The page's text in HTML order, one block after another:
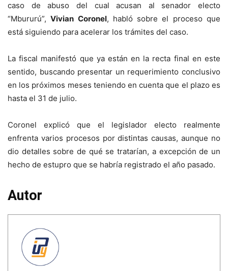
caso de abuso del cual acusan al senador electo
“Mbururú”,Vivian Coronel, habló sobre el proceso que
está siguiendo para acelerar los trámites del caso.
La fiscal manifestó que ya están en la recta final en este
sentido, buscando presentar un requerimiento conclusivo
en los próximos meses teniendo en cuenta que el plazo es
hasta el 31 de julio.
Coronel explicó que el legislador electo realmente
enfrenta varios procesos por distintas causas, aunque no
dio detalles sobre de qué se tratarían, a excepción de un
hecho de estupro que se habría registrado el año pasado.
Autor